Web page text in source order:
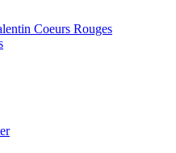
Coeurs Rouges